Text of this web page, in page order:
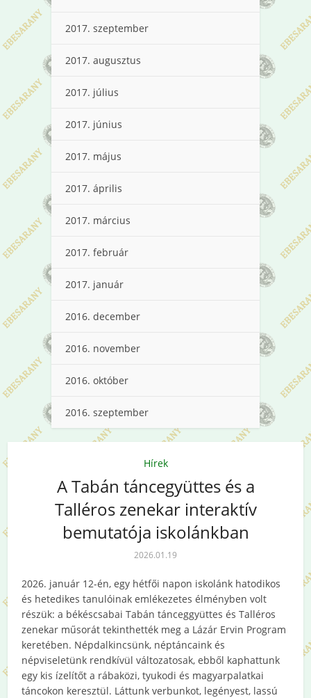
2017. szeptember
2017. augusztus
2017. július
2017. június
2017. május
2017. április
2017. március
2017. február
2017. január
2016. december
2016. november
2016. október
2016. szeptember
Hírek
A Tabán táncegyüttes és a
Talléros zenekar interaktív
bemutatója iskolánkban
2026.01.19
2026. január 12-én, egy hétfői napon iskolánk hatodikos
és hetedikes tanulóinak emlékezetes élményben volt
részük: a békéscsabai Tabán tánceggyüttes és Talléros
zenekar műsorát tekinthették meg a Lázár Ervin Program
keretében. Népdalkincsünk, néptáncaink és
népviseletünk rendkívül változatosak, ebből kaphattunk
egy kis ízelítőt a rábaközi, tyukodi és magyarpalatkai
táncokon keresztül. Láttunk verbunkot, legényest, lassú